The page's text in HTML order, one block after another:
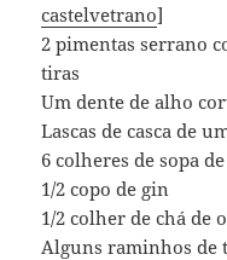
castelvetrano]
2 pimentas serrano
tiras
Um dente de alho
Lascas de casca de
6 colheres de sopa
1/2 copo de gin
1/2 colher de chá de
Alguns raminhos de